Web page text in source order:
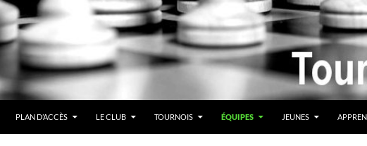
PLAN D’ACCÈS LE CLUB TOURNOIS ÉQUIPES JEUNES